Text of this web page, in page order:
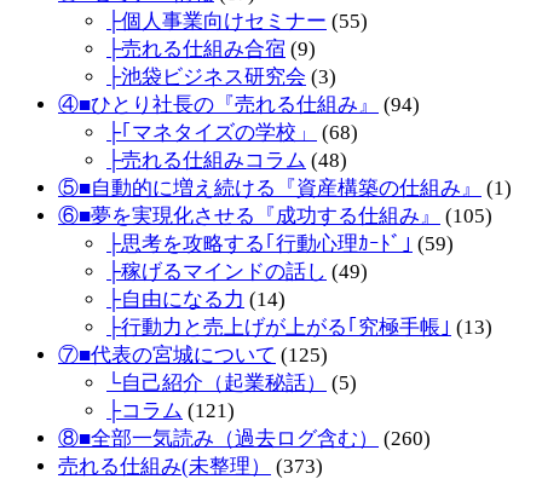
├個人事業向けセミナー (55)
├売れる仕組み合宿 (9)
├池袋ビジネス研究会 (3)
④■ひとり社長の『売れる仕組み』
(94)
├｢マネタイズの学校」
(68)
├売れる仕組みコラム (48)
⑤■自動的に増え続ける『資産構築の仕組み』
(1)
⑥■夢を実現化させる『成功する仕組み』
(105)
├思考を攻略する｢行動心理ｶｰﾄﾞ｣ (59)
├稼げるマインドの話し (49)
├自由になる力 (14)
├行動力と売上げが上がる｢究極手帳｣ (13)
⑦■代表の宮城について (125)
└自己紹介（起業秘話）
(5)
├コラム (121)
⑧■全部一気読み（過去ログ含む）
(260)
売れる仕組み(未整理）
(373)